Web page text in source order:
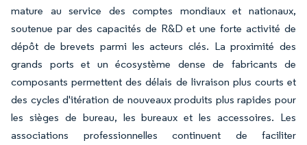
mature au service des comptes mondiaux et nationaux,
soutenue par des capacités de R&D et une forte activité de
dépôt de brevets parmi les acteurs clés. La proximité des
grands ports et un écosystème dense de fabricants de
composants permettent des délais de livraison plus courts et
des cycles d'itération de nouveaux produits plus rapides pour
les sièges de bureau, les bureaux et les accessoires. Les
associations professionnelles continuent de faciliter